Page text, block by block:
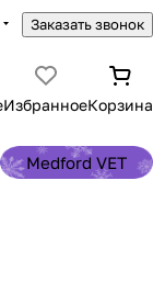
Заказать звонок
ИзбранноеКорзина
Medford VET